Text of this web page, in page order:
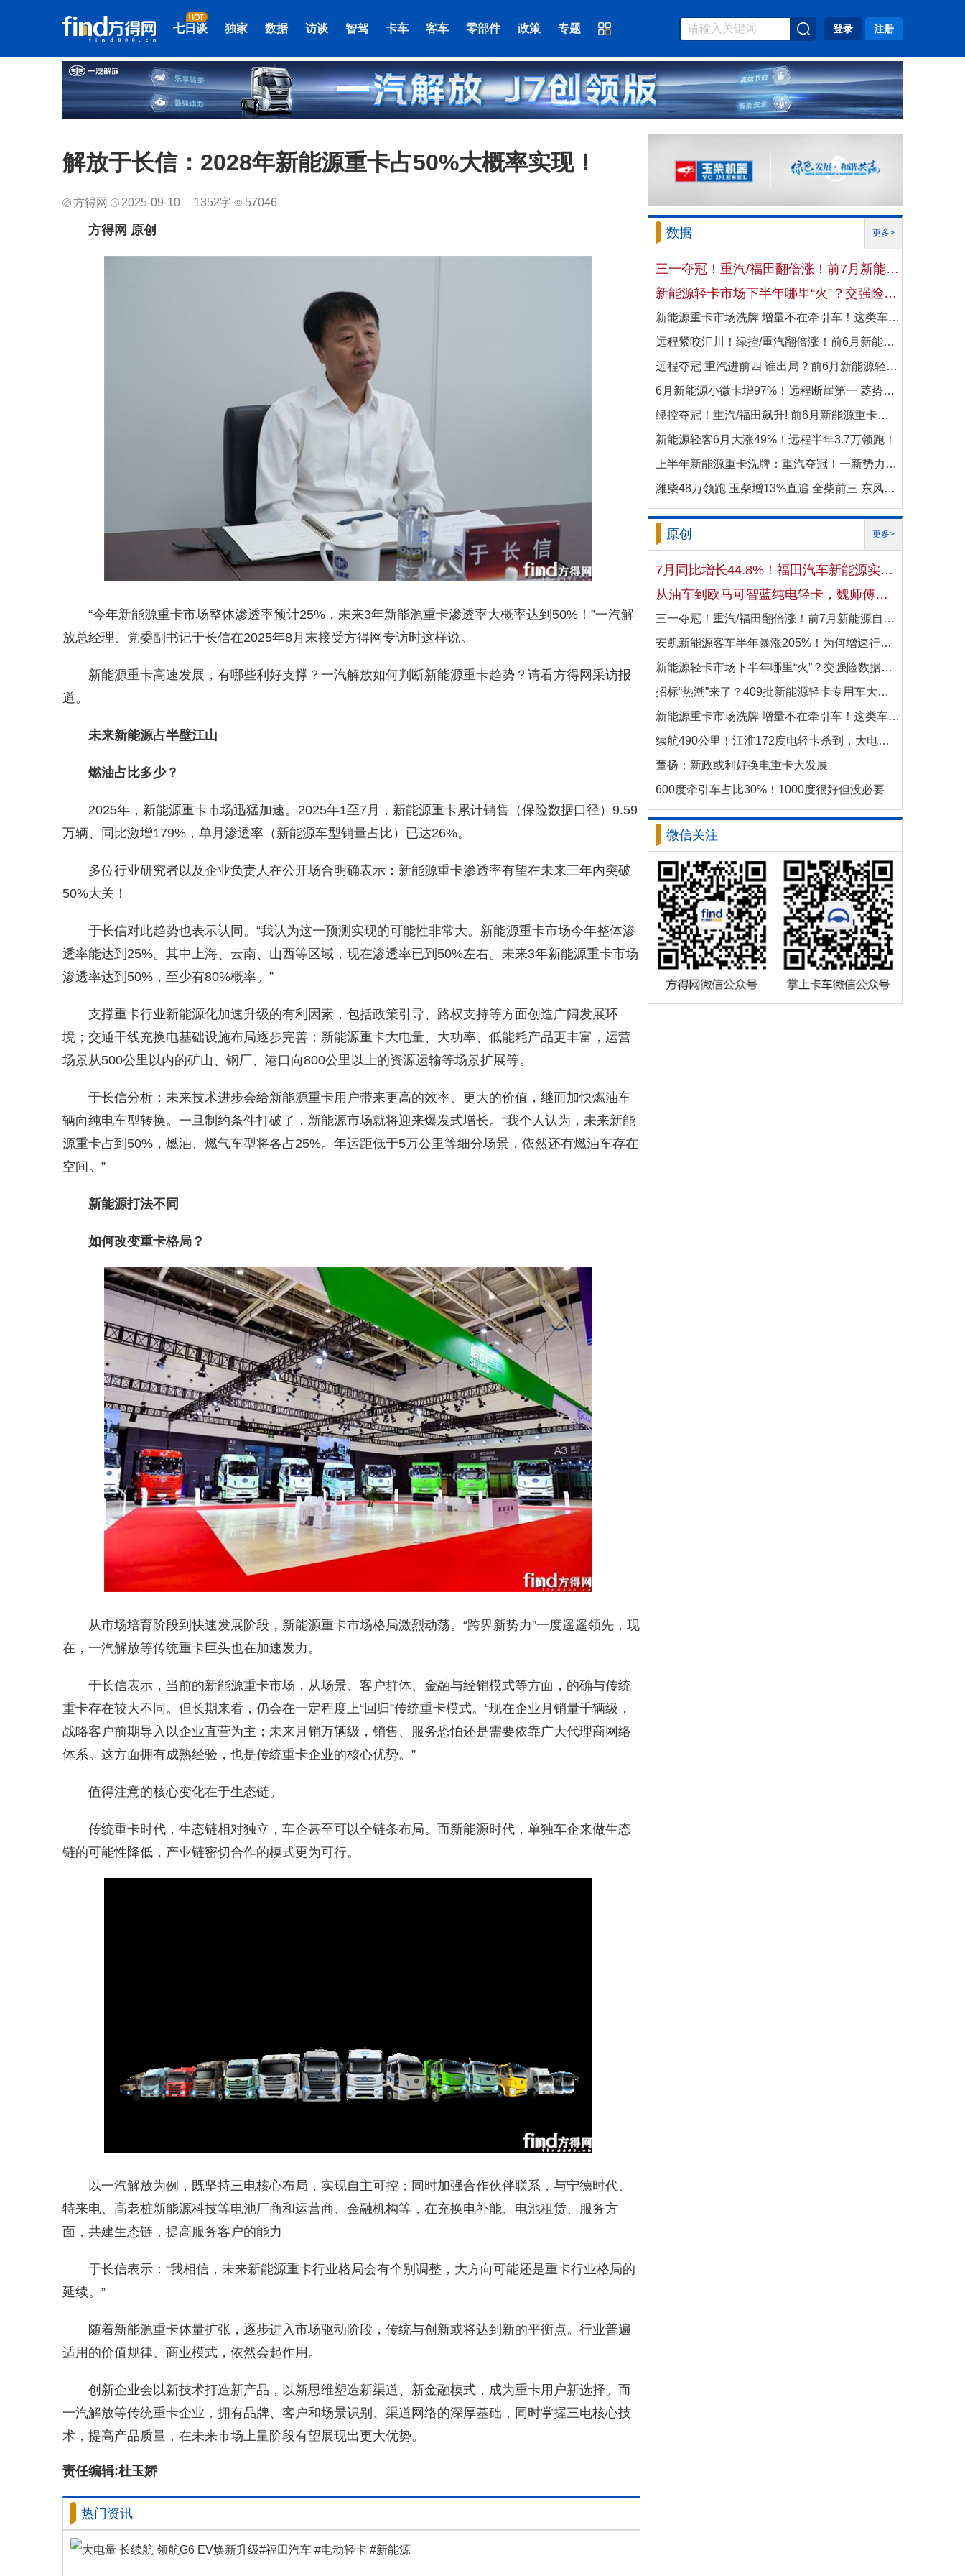
七日谈 独家 数据 访谈 智驾 卡车 客车 零部件 政策 专题 登录 注册
解放于长信：2028年新能源重卡占50%大概率实现！
方得网 2025-09-10 1352字 57046
方得网 原创
“今年新能源重卡市场整体渗透率预计25%，未来3年新能源重卡渗透率大概率达到50%！”一汽解
放总经理、党委副书记于长信在2025年8月末接受方得网专访时这样说。
新能源重卡高速发展，有哪些利好支撑？一汽解放如何判断新能源重卡趋势？请看方得网采访报
道。
未来新能源占半壁江山
燃油占比多少？
2025年，新能源重卡市场迅猛加速。2025年1至7月，新能源重卡累计销售（保险数据口径）9.59
万辆、同比激增179%，单月渗透率（新能源车型销量占比）已达26%。
多位行业研究者以及企业负责人在公开场合明确表示：新能源重卡渗透率有望在未来三年内突破
50%大关！
于长信对此趋势也表示认同。“我认为这一预测实现的可能性非常大。新能源重卡市场今年整体渗
透率能达到25%。其中上海、云南、山西等区域，现在渗透率已到50%左右。未来3年新能源重卡市场
渗透率达到50%，至少有80%概率。”
支撑重卡行业新能源化加速升级的有利因素，包括政策引导、路权支持等方面创造广阔发展环
境；交通干线充换电基础设施布局逐步完善；新能源重卡大电量、大功率、低能耗产品更丰富，运营
场景从500公里以内的矿山、钢厂、港口向800公里以上的资源运输等场景扩展等。
于长信分析：未来技术进步会给新能源重卡用户带来更高的效率、更大的价值，继而加快燃油车
辆向纯电车型转换。一旦制约条件打破了，新能源市场就将迎来爆发式增长。“我个人认为，未来新能
源重卡占到50%，燃油、燃气车型将各占25%。年运距低于5万公里等细分场景，依然还有燃油车存在
空间。”
新能源打法不同
如何改变重卡格局？
从市场培育阶段到快速发展阶段，新能源重卡市场格局激烈动荡。“跨界新势力”一度遥遥领先，现
在，一汽解放等传统重卡巨头也在加速发力。
于长信表示，当前的新能源重卡市场，从场景、客户群体、金融与经销模式等方面，的确与传统
重卡存在较大不同。但长期来看，仍会在一定程度上“回归”传统重卡模式。“现在企业月销量千辆级，
战略客户前期导入以企业直营为主；未来月销万辆级，销售、服务恐怕还是需要依靠广大代理商网络
体系。这方面拥有成熟经验，也是传统重卡企业的核心优势。”
值得注意的核心变化在于生态链。
传统重卡时代，生态链相对独立，车企甚至可以全链条布局。而新能源时代，单独车企来做生态
链的可能性降低，产业链密切合作的模式更为可行。
以一汽解放为例，既坚持三电核心布局，实现自主可控；同时加强合作伙伴联系，与宁德时代、
特来电、高老桩新能源科技等电池厂商和运营商、金融机构等，在充换电补能、电池租赁、服务方
面，共建生态链，提高服务客户的能力。
于长信表示：“我相信，未来新能源重卡行业格局会有个别调整，大方向可能还是重卡行业格局的
延续。”
随着新能源重卡体量扩张，逐步进入市场驱动阶段，传统与创新或将达到新的平衡点。行业普遍
适用的价值规律、商业模式，依然会起作用。
创新企业会以新技术打造新产品，以新思维塑造新渠道、新金融模式，成为重卡用户新选择。而
一汽解放等传统重卡企业，拥有品牌、客户和场景识别、渠道网络的深厚基础，同时掌握三电核心技
术，提高产品质量，在未来市场上量阶段有望展现出更大优势。
责任编辑:杜玉娇
热门资讯
数据 更多>
三一夺冠！重汽/福田翻倍涨！前7月新能源自卸车大增106%！
新能源轻卡市场下半年哪里“火”？交强险数据揭秘机会
新能源重卡市场洗牌 增量不在牵引车！这类车增速破100%
远程紧咬汇川！绿控/重汽翻倍涨！前6月新能源商用车电机十强生变！
远程夺冠 重汽进前四 谁出局？前6月新能源轻卡电机十强洗牌！
6月新能源小微卡增97%！远程断崖第一 菱势暴涨337%进前三 比亚迪杀进前七
绿控夺冠！重汽/福田飙升! 前6月新能源重卡电机十强变阵！
新能源轻客6月大涨49%！远程半年3.7万领跑！
上半年新能源重卡洗牌：重汽夺冠！一新势力千倍暴涨！
潍柴48万领跑 玉柴增13%直追 全柴前三 东风康明斯进前六 上半年柴油机增10.7
原创 更多>
7月同比增长44.8%！福田汽车新能源实现国内出口双向开花
从油车到欧马可智蓝纯电轻卡，魏师傅的医药配送日子越过越省心
三一夺冠！重汽/福田翻倍涨！前7月新能源自卸车大增106%！
安凯新能源客车半年暴涨205%！为何增速行业第一？
新能源轻卡市场下半年哪里“火”？交强险数据揭秘机会
招标“热潮”来了？409批新能源轻卡专用车大批量上新！
新能源重卡市场洗牌 增量不在牵引车！这类车增速破100%
续航490公里！江淮172度电轻卡杀到，大电量时代来了？
董扬：新政或利好换电重卡大发展
600度牵引车占比30%！1000度很好但没必要
微信关注